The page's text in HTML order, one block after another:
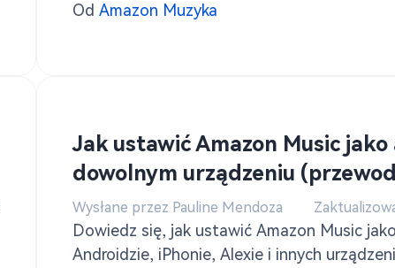
odtwarzanie w trybie offline.
Od Amazon Muzyka
Jak ustawić Amazon Music
dowolnym urządzeniu
Wysłane przez Pauline Mendoza
Dowiedz się, jak ustawić Amazon Music
Androidzie, iPhonie, Alexie i innych